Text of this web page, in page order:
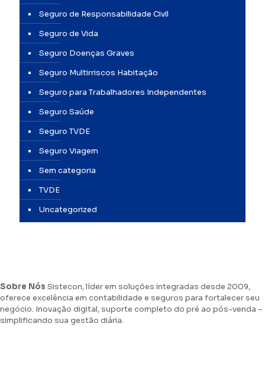
Seguro de Responsabilidade Civil
Seguro de Vida
Seguro Doenças Graves
Seguro Multirriscos Habitação
Seguro para Trabalhadores Independentes
Seguro Saúde
Seguro TVDE
Seguro Viagem
Sem categoria
TVDE
Uncategorized
Sobre Nós Sistecon, líder em soluções integradas desde 2009,
oferece excelência em contabilidade e seguros para fortalecer seu
negócio. Inovação digital, suporte completo do pré ao pós-venda –
simplificando sua gestão diária.